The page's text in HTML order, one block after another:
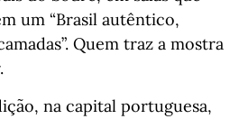
um “Brasil autêntico,
Quem traz a mostra
na capital portuguesa,